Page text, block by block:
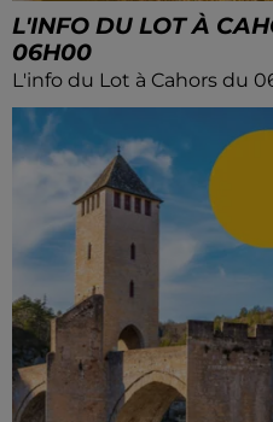
L'INFO DU LOT À
06H00
L'info du Lot à Cahors du